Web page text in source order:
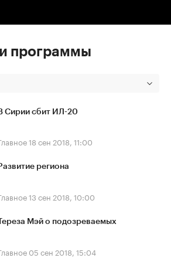
программы
В Сирии сбит ИЛ-20
18 сен 2018, 11:00
Развитие региона
13 сен 2018, 10:00
Мэй о подозреваемых
05 сен 2018, 15:04